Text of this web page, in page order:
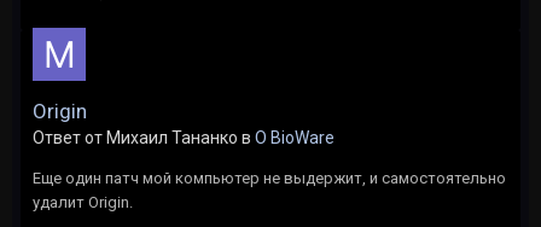
Origin
Ответ от Михаил Тананко в O BioWare
Еще один патч мой компьютер не выдержит, и самостоятельно
удалит Origin.